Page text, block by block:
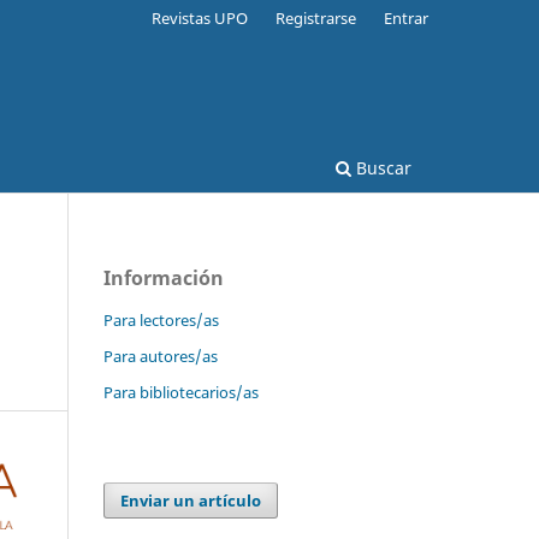
Buscar
Revistas UPO Registrarse Entrar
Información
Para lectores/as
Para autores/as
Para bibliotecarios/as
Enviar un artículo